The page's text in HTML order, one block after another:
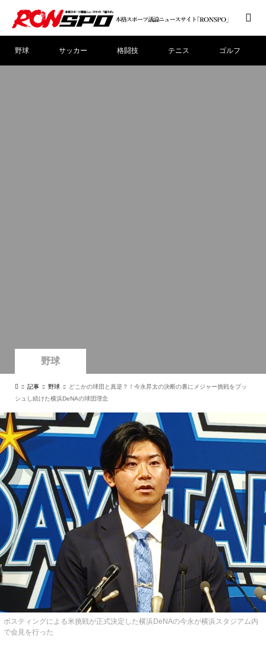
野球 サッカー 格闘技 テニス ゴルフ
野球
記事 野球
どこかの球団と真逆？！今永昇太の決断の裏にメジャー挑戦をプッ
シュし続けた横浜DeNAの球団理念
ポスティングによる米挑戦が正式決定した横浜DeNAの今永が横浜スタジアム内
で会見を行った